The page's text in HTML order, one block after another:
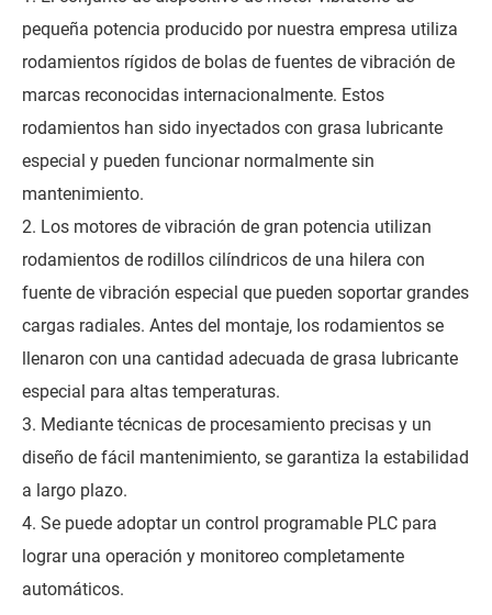
pequeña potencia producido por nuestra empresa utiliza
rodamientos rígidos de bolas de fuentes de vibración de
marcas reconocidas internacionalmente. Estos
rodamientos han sido inyectados con grasa lubricante
especial y pueden funcionar normalmente sin
mantenimiento.
2. Los motores de vibración de gran potencia utilizan
rodamientos de rodillos cilíndricos de una hilera con
fuente de vibración especial que pueden soportar grandes
cargas radiales. Antes del montaje, los rodamientos se
llenaron con una cantidad adecuada de grasa lubricante
especial para altas temperaturas.
3. Mediante técnicas de procesamiento precisas y un
diseño de fácil mantenimiento, se garantiza la estabilidad
a largo plazo.
4. Se puede adoptar un control programable PLC para
lograr una operación y monitoreo completamente
automáticos.